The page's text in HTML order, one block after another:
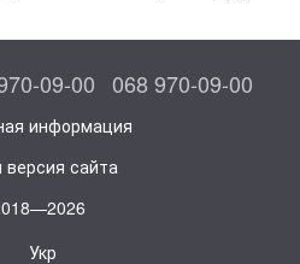
09-00 068 970-09-00
информация
версия сайта
Укр